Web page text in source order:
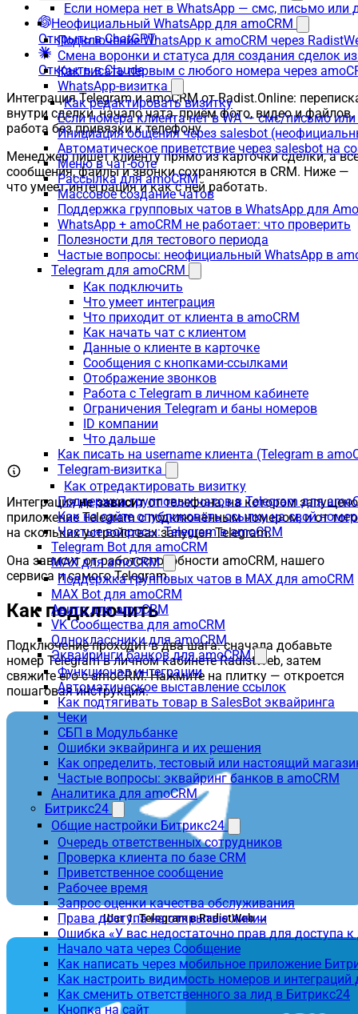
Если номера нет в WhatsApp — смс, письмо или
Неофициальный WhatsApp для amoCRM
Подключение WhatsApp к amoCRM через
Смена воронки и статуса для создания сделок
Как писать первым с любого номера через
WhatsApp-визитка
Как редактировать визитку
Если номера клиента нет в WA — смс/письмо
Инициация общения через salesbot
Автоматическое приветствие через salesbot на
Меню в чат-боте
Рассылка для amoCRM
Массовое создание чатов
Поддержка групповых чатов в WhatsApp для
WhatsApp + amoCRM не работает: что проверить
Полезности для тестового периода
Частые вопросы: неофициальный WhatsApp в
Telegram для amoCRM
Как подключить
Что умеет интеграция
Что приходит от клиента в amoCRM
Как начать чат с клиентом
Данные о клиенте в карточке
Сообщения с кнопками-ссылками
Отображение звонков
Работа с Telegram в личном кабинете
Ограничения Telegram и баны номеров
ID компании
Что дальше
Как писать на username клиента (Telegram в
Telegram-визитка
Как отредактировать визитку
Поддержка групповых чатов в Telegram для
Как на сайте опубликовать ссылку на свой
Частые вопросы: Telegram в amoCRM
Telegram Bot для amoCRM
MAX для amoCRM
Поддержка групповых чатов в MAX для amoCRM
MAX Bot для amoCRM
Авито для amoCRM
VK Сообщества для amoCRM
Одноклассники для amoCRM
Эквайринги банков для amoCRM
Функционал интеграции
Автоматическое выставление ссылок
Как подтягивать товар в SalesBot эквайринга
Чеки
СБП в Модульбанке
Ошибки эквайринга и их решения
Как определить, тестовый или настоящий
Частые вопросы: эквайринг банков в amoCRM
Аналитика для amoCRM
Битрикс24
Общие настройки Битрикс24
Очередь ответственных сотрудников
Проверка клиента по базе CRM
Приветственное сообщение
Рабочее время
Запрос оценки качества обслуживания
Права доступа на открытые линии
Ошибка «У вас недостаточно прав для доступа
Начало чата через Сообщение
Как написать через мобильное приложение
Как настроить видимость номеров и
Как сменить ответственного за лид в Битрикс24
Кнопка на сайт
Открыть в ChatGPT
Открыть в Claude
Интеграция Telegram и amoCRM от Radist.Online:
внутри сделки, начало чата, приём фото, видео и файлов,
работа без привязки к телефону.
Менеджер пишет клиенту прямо из карточки сделки, а
сообщения, файлы и звонки сохраняются в CRM. Ниже —
что умеет интеграция и как с ней работать.
Интеграцияне зависитот телефона, на котором запущено
приложение Telegram с подключённым номером, и от
на скольких устройствах запущен Telegram.
Она зависит от работоспособности amoCRM, нашего
сервиса и самого Telegram.
Как подключить
Подключение проходит в два шага: сначала добавьте
номер Telegram в личном кабинете RadistWeb, затем
свяжите его с amoCRM. Нажмите на плитку — откроется
пошаговая инструкция.
Шаг 1. Telegram в RadistWeb →